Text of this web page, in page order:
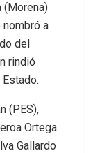
(Morena)
a
del
rindió
(PES),
Ortega
Gallardo